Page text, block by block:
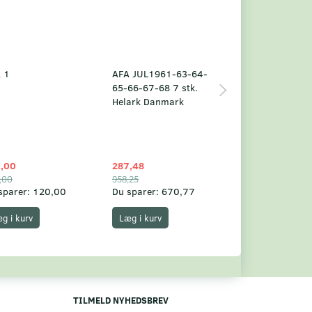
1
120,00
i kurv
AFA JUL1961-63-64-
65-66-67-68 7 stk.
Helark Danmark
287,48
958,25
Du sparer: 670,77
Læg i kurv
TILMELD NYHEDSBREV